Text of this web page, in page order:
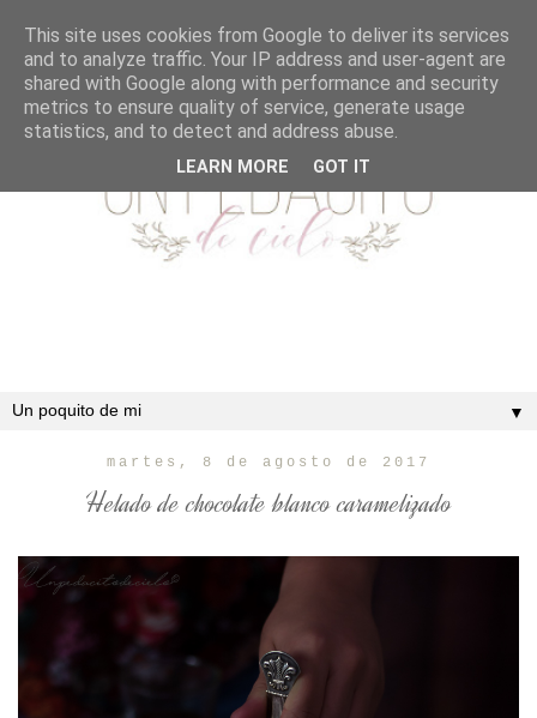
▼
martes, 8 de agosto de 2017
Helado de chocolate blanco caramelizado
This site uses cookies from Google to deliver its services
and to analyze traffic. Your IP address and user-agent are
shared with Google along with performance and security
metrics to ensure quality of service, generate usage
statistics, and to detect and address abuse.
LEARN MORE GOT IT